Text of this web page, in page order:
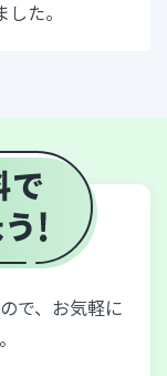
た。
で、お気軽に